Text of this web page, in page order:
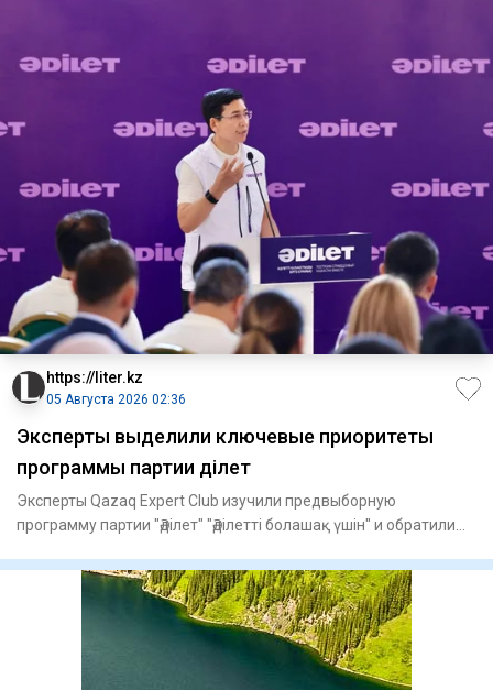
https://liter.kz
05 Августа 2026 02:36
Эксперты выделили ключевые приоритеты
программы партии Әділет
Эксперты Qazaq Expert Club изучили предвыборную
программу партии "Әділет" "Әділетті болашақ үшін" и обратили